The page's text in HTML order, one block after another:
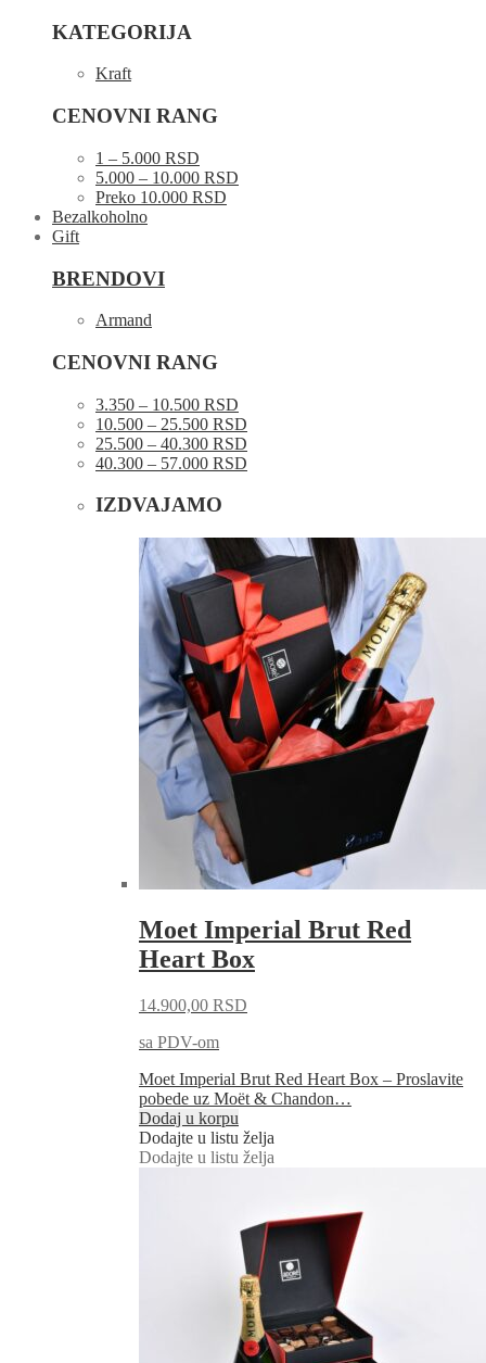
KATEGORIJA
Kraft
CENOVNI RANG
1 – 5.000 RSD
5.000 – 10.000 RSD
Preko 10.000 RSD
Bezalkoholno
Gift
BRENDOVI
Armand
CENOVNI RANG
3.350 – 10.500 RSD
10.500 – 25.500 RSD
25.500 – 40.300 RSD
40.300 – 57.000 RSD
IZDVAJAMO
Moet Imperial Brut Red
Heart Box
14.900,00 RSD
sa PDV-om
Moet Imperial Brut Red Heart Box – Proslavite
pobede uz Moët & Chandon…
Dodaj u korpu
Dodajte u listu želja
Dodajte u listu želja